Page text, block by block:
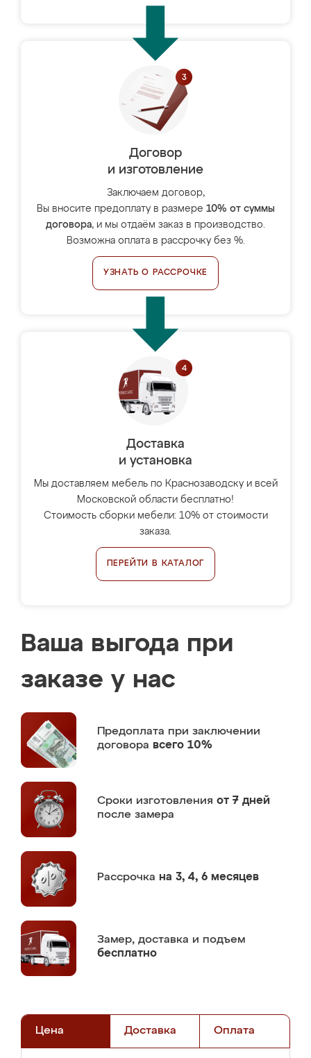
Договор
и изготовление
Заключаем договор,
Вы вносите предоплату в размере 10% от суммы
договора, и мы отдаём заказ в производство.
Возможна оплата в рассрочку без %.
УЗНАТЬ О РАССРОЧКЕ
Доставка
и установка
Мы доставляем мебель по Краснозаводску и всей
Московской области бесплатно!
Стоимость сборки мебели: 10% от стоимости
заказа.
ПЕРЕЙТИ В КАТАЛОГ
Ваша выгода при
заказе у нас
Предоплата при заключении
договора всего 10%
Сроки изготовления от 7 дней
после замера
Рассрочка на 3, 4, 6 месяцев
Замер, доставка и подъем
бесплатно
Цена Доставка Оплата